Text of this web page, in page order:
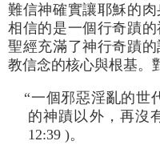
難信神確實讓耶穌的
相信的是一個行奇蹟
聖經充滿了神行奇蹟
教信念的核心與根基。
“一個邪惡淫亂的世
的神蹟以外，再沒
12:39 )。